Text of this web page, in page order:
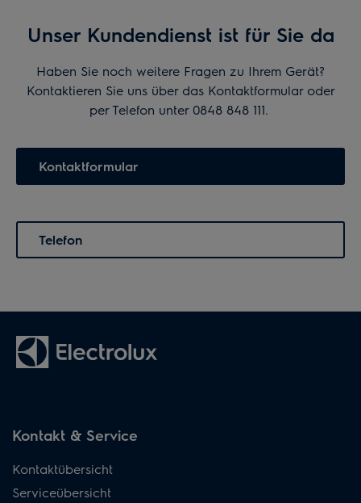
Unser Kundendienst ist für Sie da
Haben Sie noch weitere Fragen zu Ihrem Gerät?
Kontaktieren Sie uns über das Kontaktformular oder
per Telefon unter 0848 848 111.
Kontaktformular
Telefon
Kontakt & Service
Kontaktübersicht
Serviceübersicht